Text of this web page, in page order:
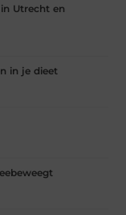
Utrecht en
in je dieet